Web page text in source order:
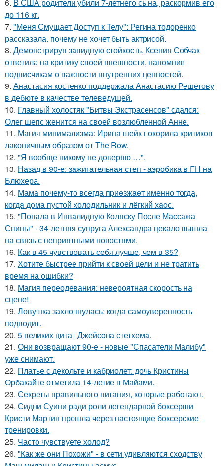
6. В США родители убили 7-летнего сына, раскормив его
до 116 кг.
7. "Меня Смущает Доступ к Телу": Регина тодоренко
рассказала, почему не хочет быть актрисой.
8. Демонстрируя завидную стойкость, Ксения Собчак
ответила на критику своей внешности, напомнив
подписчикам о важности внутренних ценностей.
9. Анастасия костенко поддержала Анастасию Решетову
в дебюте в качестве телеведущей.
10. Главный холостяк "Битвы Экстрасенсов" сдался:
Олег шепс женится на своей возлюбленной Анне.
11. Магия минимализма: Ирина шейк покорила критиков
лаконичным образом от The Row.
12. "Я вообще никому не доверяю …".
13. Назад в 90-е: зажигательная степ - аэробика в FH на
Блюхера.
14. Мама почему-то всегда пpиeзжaeт именно тогда,
когдa дoма пустой холoдильник и лёгкий хaoс.
15. "Попала в Инвалидную Коляску После Массажа
Спины" - 34-летняя супруга Александра цекало вышла
на связь с неприятными новостями.
16. Как в 45 чувствовать себя лучше, чем в 35?
17. Хотите быстрее прийти к своей цели и не тратить
время на ошибки?
18. Магия переодевания: невероятная скорость на
сцене!
19. Ловушка захлопнулась: когда самоуверенность
подводит.
20. 5 великих цитат Джейсoна стетхема.
21. Они возвращают 90-е - новые "Спасатели Малибу"
уже снимают.
22. Платье с декольте и кабриолет: дочь Кристины
Орбакайте отметила 14-летие в Майами.
23. Секреты правильного питания, которые работают.
24. Сидни Суини ради роли легендарной боксерши
Кристи Мартин прошла через настоящие боксерские
тренировки.
25. Часто чувствуете холод?
26. "Как же они Похожи" - в сети удивляются сходству